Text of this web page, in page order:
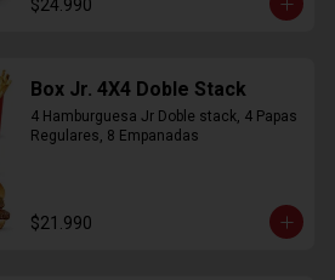
$24.990
Box Jr. 4X4 Doble Stack
4 Hamburguesa Jr Doble stack, 4 Papas
Regulares, 8 Empanadas
$21.990